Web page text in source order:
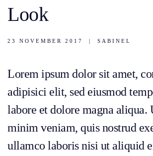
Look
23 NOVEMBER 2017 | SABINEL
Lorem ipsum dolor sit amet,
adipisici elit, sed eiusmod
labore et dolore magna aliqua.
minim veniam, quis nostrud
ullamco laboris nisi ut aliquid